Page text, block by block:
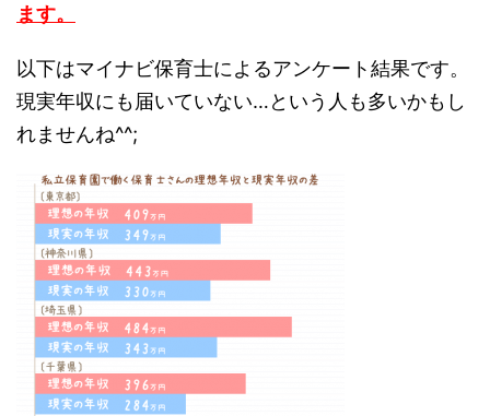
ます。
以下はマイナビ保育士によるアンケート結果です。
現実年収にも届いていない…という人も多いかもし
れませんね^^;